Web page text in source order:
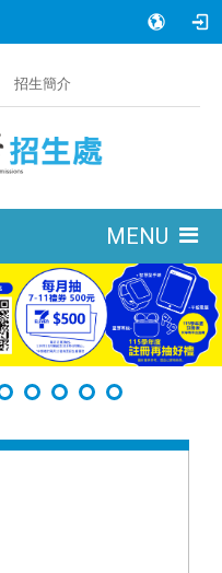
招生簡介
MENU